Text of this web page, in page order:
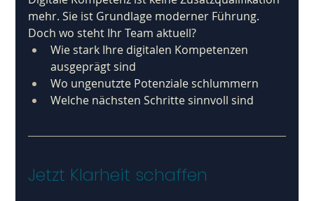
mehr. Sie ist Grundlage moderner Führung.
Doch wo steht Ihr Team aktuell?
Wie stark Ihre digitalen Kompetenzen
ausgeprägt sind
Wo ungenutzte Potenziale schlummern
Welche nächsten Schritte sinnvoll sind
Jetzt Klarheit schaffen